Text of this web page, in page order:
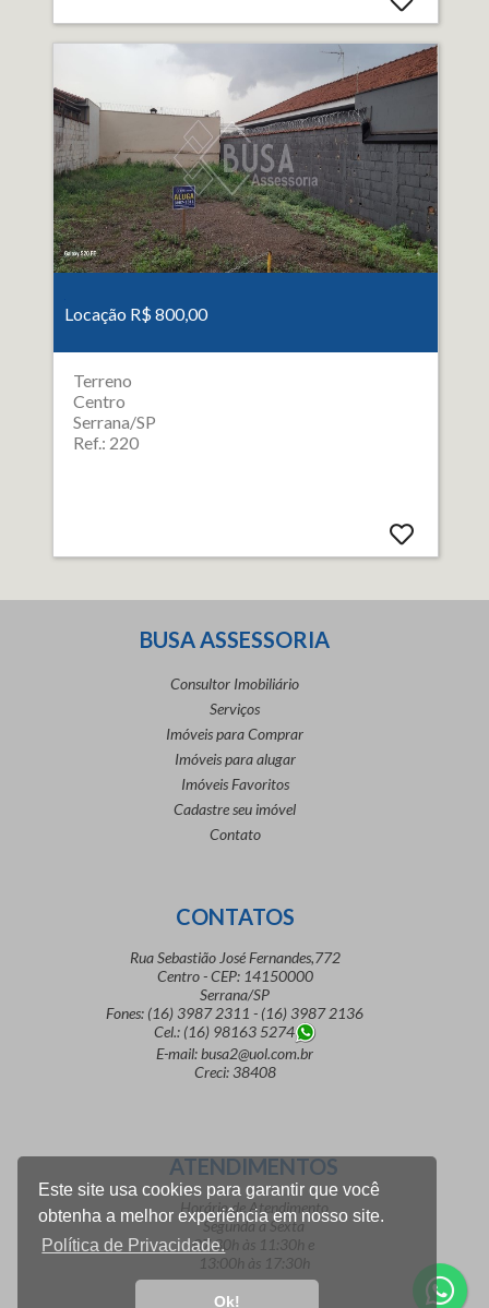
Este site usa cookies para garantir que você
obtenha a melhor experiência em nosso site.
Política de Privacidade.
Ok!
Locação R$ 800,00
Terreno
Centro
Serrana/SP
Ref.: 220
BUSA ASSESSORIA
Consultor Imobiliário
Serviços
Imóveis para Comprar
Imóveis para alugar
Imóveis Favoritos
Cadastre seu imóvel
Contato
CONTATOS
Rua Sebastião José Fernandes,772
Centro - CEP: 14150000
Serrana/SP
Fones: (16) 3987 2311 - (16) 3987 2136
Cel.: (16) 98163 5274
E-mail: busa2@uol.com.br
Creci: 38408
ATENDIMENTOS
Horário de Atendimento
Segunda a Sexta
07:30h às 11:30h e
13:00h às 17:30h